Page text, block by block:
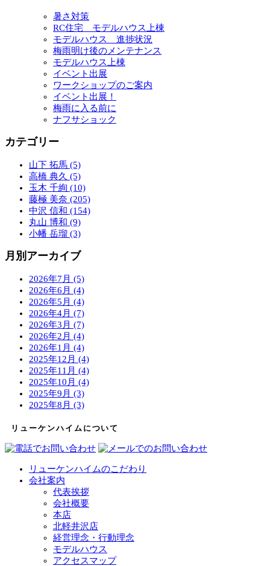
暑さ対策
RC住宅 モデルハウス上棟
モデルハウス 進捗状況
梅雨明け後のメンテナンス
モデルハウス上棟
イベント出展
ワークショップのご案内
イベント出展！
梅雨に入る前に
ナフサショック
カテゴリー
山下 拓馬 (5)
高橋 典久 (5)
玉木 千絢 (10)
藤極 美奈 (205)
中沢 信和 (154)
丸山 博和 (9)
小幡 岳瑠 (3)
月別アーカイブ
2026年7月 (5)
2026年6月 (4)
2026年5月 (4)
2026年4月 (7)
2026年3月 (7)
2026年2月 (4)
2026年1月 (4)
2025年12月 (4)
2025年11月 (4)
2025年10月 (4)
2025年9月 (3)
2025年8月 (3)
リューケンハイムについて
リューケンハイムのこだわり
会社案内
代表挨拶
会社概要
本店
北軽井沢店
経営理念・行動理念
モデルハウス
アクセスマップ